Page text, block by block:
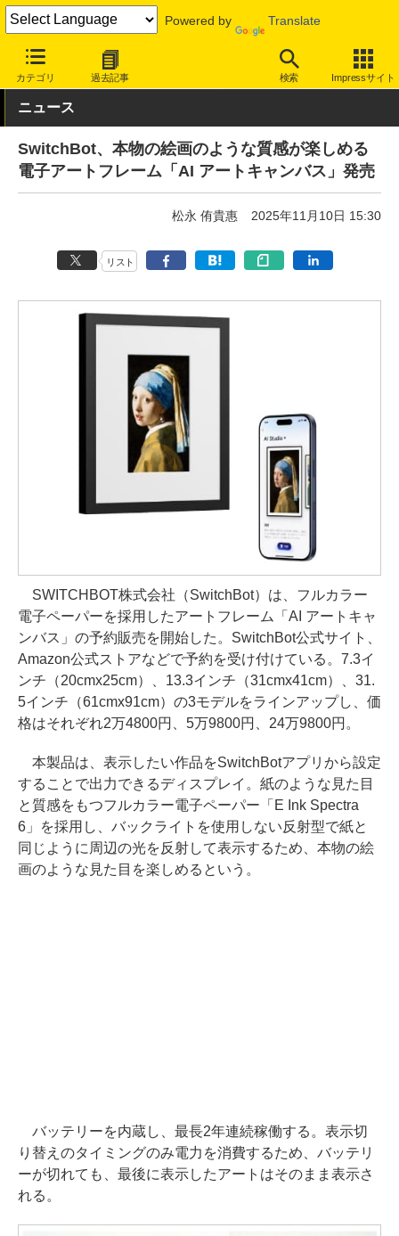
Powered by Translate
カテゴリ 過去記事 検索 Impressサイト
INTERNET Watch トピック
ニュース
SwitchBot、本物の絵画のような質感が楽しめる
電子アートフレーム「AI アートキャンバス」発売
松永 侑貴惠 2025年11月10日 15:30
リスト
SWITCHBOT株式会社（SwitchBot）は、フルカラー
電子ペーパーを採用したアートフレーム「AI アートキャ
ンバス」の予約販売を開始した。SwitchBot公式サイト、
Amazon公式ストアなどで予約を受け付けている。7.3イ
ンチ（20cmx25cm）、13.3インチ（31cmx41cm）、31.
5インチ（61cmx91cm）の3モデルをラインアップし、価
格はそれぞれ2万4800円、5万9800円、24万9800円。
本製品は、表示したい作品をSwitchBotアプリから設定
することで出力できるディスプレイ。紙のような見た目
と質感をもつフルカラー電子ペーパー「E Ink Spectra
6」を採用し、バックライトを使用しない反射型で紙と
同じように周辺の光を反射して表示するため、本物の絵
画のような見た目を楽しめるという。
バッテリーを内蔵し、最長2年連続稼働する。表示切
り替えのタイミングのみ電力を消費するため、バッテリ
ーが切れても、最後に表示したアートはそのまま表示さ
れる。